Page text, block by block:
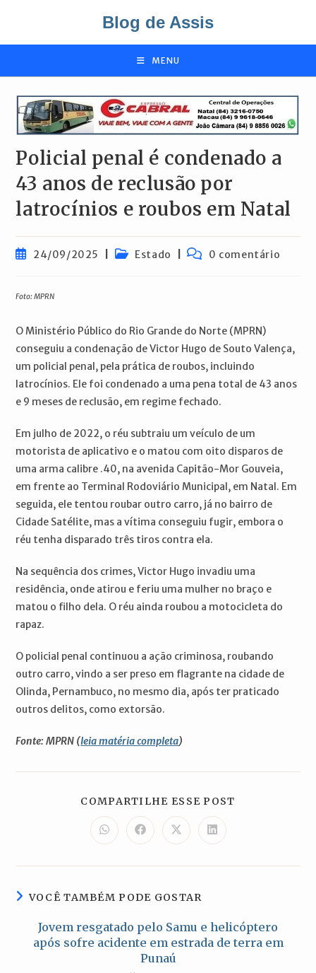
o
Blog de Assis
MENU
Policial penal é condenado a
43 anos de reclusão por
latrocínios e roubos em Natal
Post24/09/2025
Categoria
Estado
Comentários
0 comentário
Foto: MPRN
O Ministério Público do Rio Grande do Norte (MPRN)
conseguiu a condenação de Victor Hugo de Souto Valença,
um policial penal, pela prática de roubos, incluindo
latrocínios. Ele foi condenado a uma pena total de 43 anos
e 9 meses de reclusão, em regime fechado.
Em julho de 2022, o réu subtraiu um veículo de um
motorista de aplicativo e o matou com oito disparos de
uma arma calibre .40, na avenida Capitão-Mor Gouveia,
em frente ao Terminal Rodoviário Municipal, em Natal. Em
seguida, ele tentou roubar outro carro, já no bairro de
Cidade Satélite, mas a vítima conseguiu fugir, embora o
réu tenha disparado três tiros contra ela.
Na sequência dos crimes, Victor Hugo invadiu uma
residência, onde atirou e feriu uma mulher no braço e
matou o filho dela. O réu ainda roubou a motocicleta do
rapaz.
O policial penal continuou a ação criminosa, roubando
outro carro, vindo a ser preso em flagrante na cidade de
Olinda, Pernambuco, no mesmo dia, após ter praticado
outros delitos, como extorsão.
Fonte: MPRN (leia matéria completa)
COMPARTILHE ESSE POST
Abre
em
nova
Abre
em
nova
Abre
em
nova
Abre
em
nova
VOCÊ TAMBÉM PODE GOSTAR
Jovem resgatado pelo Samu e helicóptero
após sofre acidente em estrada de terra em
Punaú